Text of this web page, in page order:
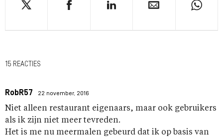
15 REACTIES
RobR57 22 november, 2016
Niet alleen restaurant eigenaars, maar ook gebruikers
als ik zijn niet meer tevreden.
Het is me nu meermalen gebeurd dat ik op basis van